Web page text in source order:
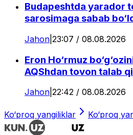
Budapeshtda yarador
sarosimaga sabab
Jahon 23:07 / 08.08.2026
Eron Ho‘rmuz
AQShdan tovon talab
Jahon 22:42 / 08.08.2026
Ko‘proq yangiliklar Ko‘proq